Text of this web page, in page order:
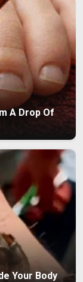
A Drop Of
Your Body